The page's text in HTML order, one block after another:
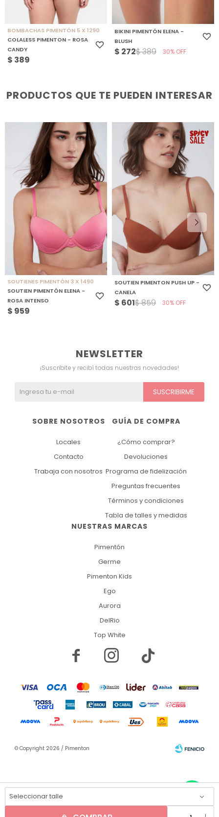
Seleccionar talle
BOMBACHAS PIMENTÓN 5 X 1290
COLALESS PIMENTON - ROSA
CANDY
$ 389
BIKINI PIMENTÓN ELENA -
BLUSH
$ 272$389 30
PRODUCTOS QUE TE PUEDEN INTERESAR
SOUTIENES PIMENTÓN 3 X 1490
SOUTIEN PIMENTÓN ELENA -
ROSA INTENSO
$ 959
SOUTIEN PIMENTON PUSH UP -
CANELA
$ 601$859 30
NUESTRAS MARCAS
Pimentón
Germe
Pimenton Kids
Ego
Aurora
DelRio
Top White
GUÍA DE COMPRA
¿Cómo comprar?
Devoluciones
Programa de fidelización
Preguntas frecuentes
Términos y condiciones
Tabla de talles y medidas
SOBRE NOSOTROS
Locales
Contacto
Trabaja con nosotros
NEWSLETTER
¡Suscribite y recibí todas nuestras novedades!
SUSCRIBIRME
 
© Copyright 2026 / Pimenton
Fenicio